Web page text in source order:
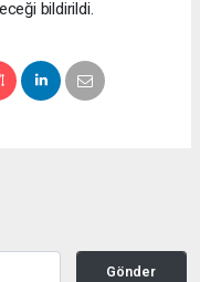
bildirildi.
Gönder